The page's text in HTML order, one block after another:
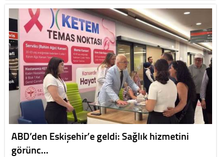
ABD’den Eskişehir’e geldi: Sağlık hizmetini
görünc…